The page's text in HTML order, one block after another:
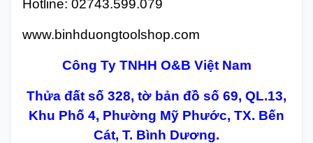
Hotline: 02743.599.079
www.binhduongtoolshop.com
Công Ty TNHH O&B Việt Nam
Thửa đất số 328, tờ bản đồ số 69, QL.13,
Khu Phố 4, Phường Mỹ Phước, TX. Bến
Cát, T. Bình Dương.